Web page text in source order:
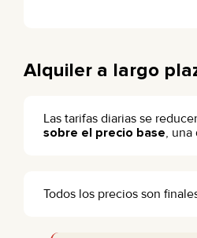
Alquiler a largo
Las tarifas diarias se
sobre el precio base, una
Todos los precios son